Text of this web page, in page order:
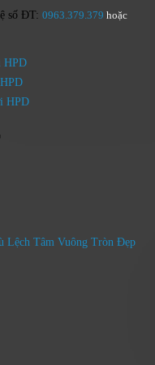
số ĐT: 0963.379.379 hoặc
HPD
HPD
Lệch Tâm Vuông Tròn Đẹp